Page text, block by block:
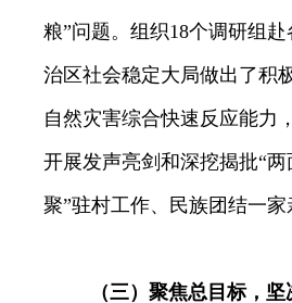
粮”问题。组织18个调研组
治区社会稳定大局做出了积
自然灾害综合快速反应能力
开展发声亮剑和深挖揭批“
聚”驻村工作、民族团结一
（三）聚焦总目标，